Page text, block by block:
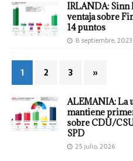
IRLANDA: Sinn
ventaja sobre
14 puntos
8 septiembre, 2023
1 2 3 »
ALEMANIA: La
mantiene
sobre CDU/
SPD
25 julio, 2026